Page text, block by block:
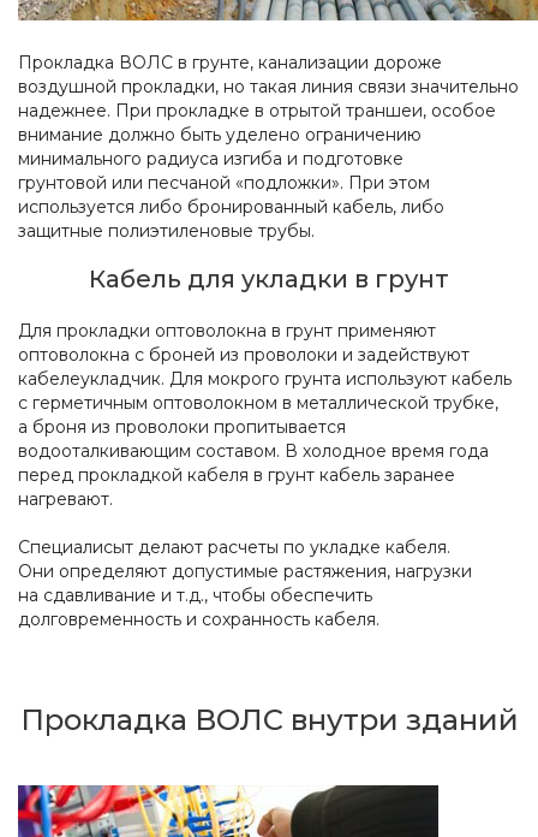
Прокладка ВОЛС в грунте, канализации дороже
воздушной прокладки, но такая линия связи значительно
надежнее. При прокладке в отрытой траншеи, особое
внимание должно быть уделено ограничению
минимального радиуса изгиба и подготовке
грунтовой или песчаной «подложки». При этом
используется либо бронированный кабель, либо
защитные полиэтиленовые трубы.
Кабель для укладки в грунт
Для прокладки оптоволокна в грунт применяют
оптоволокна с броней из проволоки и задействуют
кабелеукладчик. Для мокрого грунта используют кабель
с герметичным оптоволокном в металлической трубке,
а броня из проволоки пропитывается
водооталкивающим составом. В холодное время года
перед прокладкой кабеля в грунт кабель заранее
нагревают.
Специалисыт делают расчеты по укладке кабеля.
Они определяют допустимые растяжения, нагрузки
на сдавливание и т.д., чтобы обеспечить
долговременность и сохранность кабеля.
Прокладка ВОЛС внутри зданий